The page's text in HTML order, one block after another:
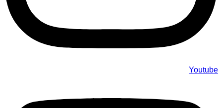
Youtube